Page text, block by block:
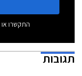
התקשרו או
תגובות